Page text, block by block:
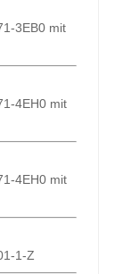
3EB0 mit
4EH0 mit
4EH0 mit
1-Z